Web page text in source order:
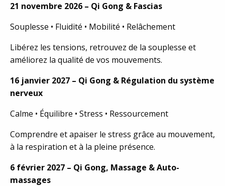
21 novembre 2026 – Qi Gong & Fascias
Souplesse • Fluidité • Mobilité • Relâchement
Libérez les tensions, retrouvez de la souplesse et
améliorez la qualité de vos mouvements.
16 janvier 2027 – Qi Gong & Régulation du système
nerveux
Calme • Équilibre • Stress • Ressourcement
Comprendre et apaiser le stress grâce au mouvement,
à la respiration et à la pleine présence.
6 février 2027 – Qi Gong, Massage & Auto-
massages